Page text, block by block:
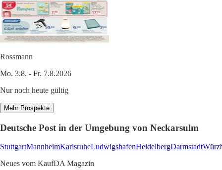
Rossmann
Mo. 3.8. - Fr. 7.8.2026
Nur noch heute gültig
Mehr Prospekte
Deutsche Post in der Umgebung von Neckarsulm
StuttgartMannheimKarlsruheLudwigshafenHeidelbergDarmstadt
Neues vom KaufDA Magazin